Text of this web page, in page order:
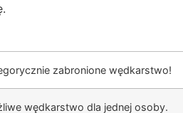
zabronione wędkarstwo!
wędkarstwo dla jednej osoby.